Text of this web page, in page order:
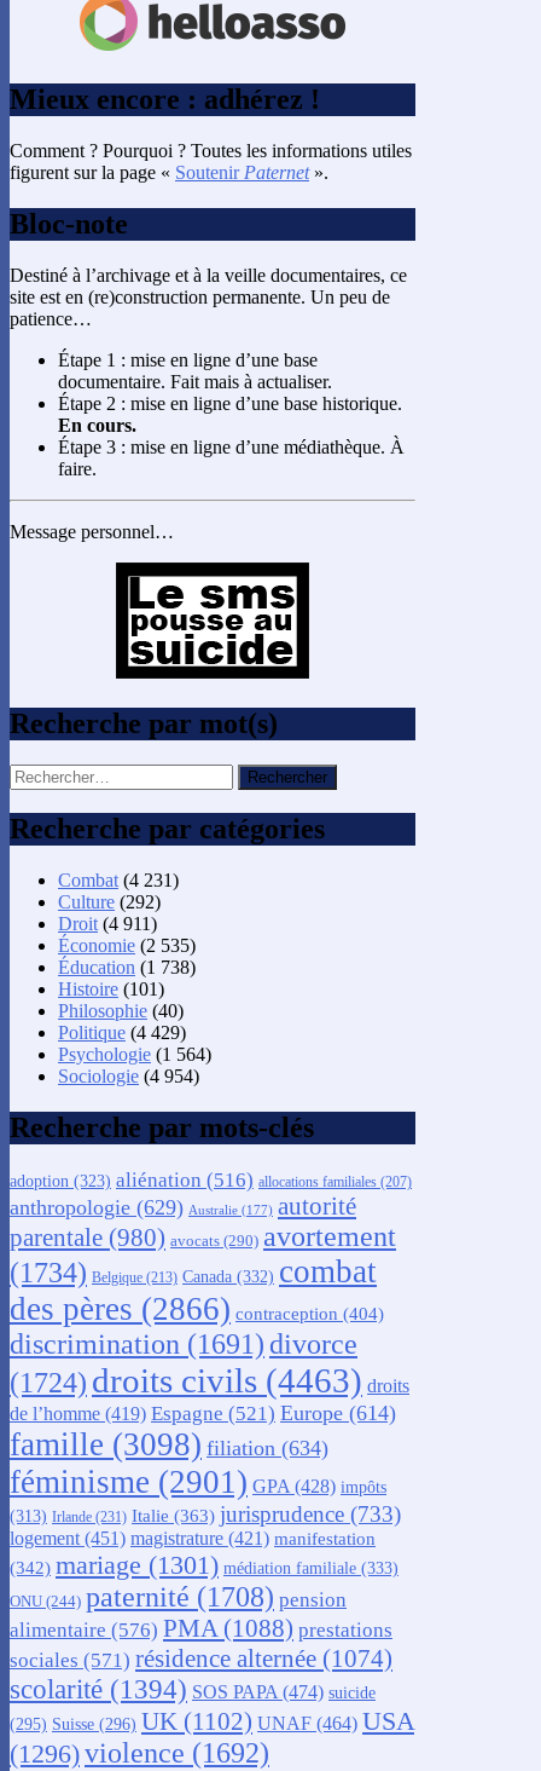
Mieux encore : adhérez !
Comment ? Pourquoi ? Toutes les informations utiles
figurent sur la page « Soutenir Paternet».
Bloc-note
Destiné à l’archivage et à la veille documentaires, ce
site est en (re)construction permanente. Un peu de
patience…
Étape 1 : mise en ligne d’une base
documentaire. Fait mais à actualiser.
Étape 2 : mise en ligne d’une base historique.
En cours.
Étape 3 : mise en ligne d’une médiathèque. À
faire.
Message personnel…
Recherche par mot(s)
Rechercher :
Recherche par catégories
Combat (4 231)
Culture (292)
Droit (4 911)
Économie (2 535)
Éducation (1 738)
Histoire (101)
Philosophie (40)
Politique (4 429)
Psychologie (1 564)
Sociologie (4 954)
Recherche par mots-clés
adoption (323) aliénation (516) allocations familiales (207)
anthropologie (629) Australie (177) autorité
parentale (980) avocats (290) avortement
(1734) Belgique (213) Canada (332) combat
des pères (2866) contraception (404)
discrimination (1691) divorce
(1724) droits civils (4463) droits
de l’homme (419) Espagne (521) Europe (614)
famille (3098) filiation (634)
féminisme (2901) GPA (428) impôts
(313) Irlande (231) Italie (363) jurisprudence (733)
logement (451) magistrature (421) manifestation
(342) mariage (1301) médiation familiale (333)
ONU (244) paternité (1708) pension
alimentaire (576) PMA(1088) prestations
sociales (571) résidence alternée (1074)
scolarité (1394) SOS PAPA(474) suicide
(295) Suisse (296) UK (1102) UNAF (464) USA
(1296)violence (1692)